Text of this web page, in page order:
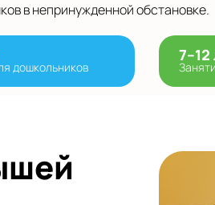
в непринужденной обстановке.
дошкольников
7–12